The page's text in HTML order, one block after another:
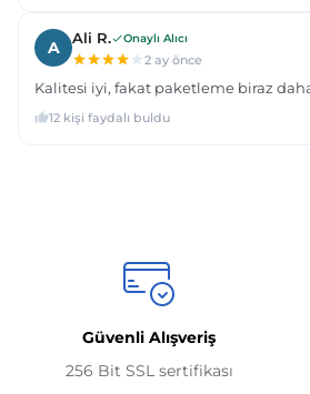
Güvenli Alışveriş
256 Bit SSL sertifikası